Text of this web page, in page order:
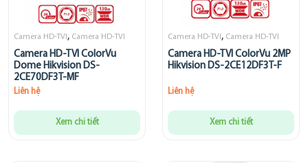
Camera HD-TVI , Camera HD-TVI
Camera HD-TVI ColorVu
Dome Hikvision DS-
2CE70DF3T-MF
Liên hệ
Xem chi tiết
Camera HD-TVI , Camera HD-TVI
Camera HD-TVI ColorVu 2MP
Hikvision DS-2CE12DF3T-F
Liên hệ
Xem chi tiết